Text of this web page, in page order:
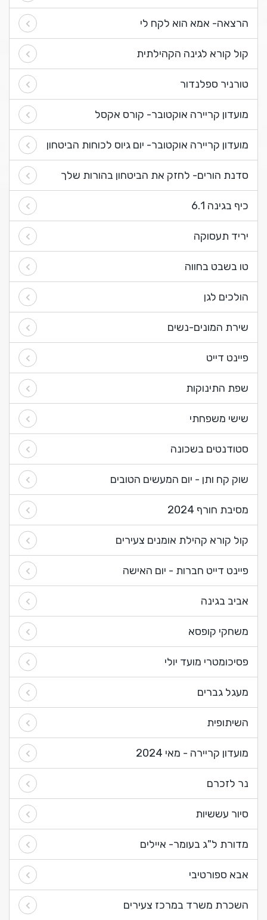
הרצאה- אמא הוא לקח לי
קול קורא לגינה הקהילתית
טורניר ספלנדור
מועדון קריירה אוקטובר- קורס אקסל
מועדון קריירה אוקטובר- יום גיוס לכוחות הביטחון
סדנת הורים- לחזק את הביטחון בהורות שלך
כיף בגינה 6.1
יריד תעסוקה
טו בשבט בחווה
הולכים לגן
שירת המונים-נשים
פיינט דייט
שפת התינוקות
שישי משפחתי
סטודנטים בשכונה
שוק קח ותן - יום המעשים הטובים
מסיבת חורף 2024
קול קורא קהילת אומנים צעירים
פיינט דייט חברות - יום האישה
אביב בגינה
משחקי קופסא
פסיכומטרי מועד יולי
מעגל גברים
השיתופית
מועדון קריירה - מאי 2024
נר לזכרם
סיור עששיות
מדורת ל"ג בעומר- איילים
אבא ספורטיבי
השכרת משרד במרכז צעירים